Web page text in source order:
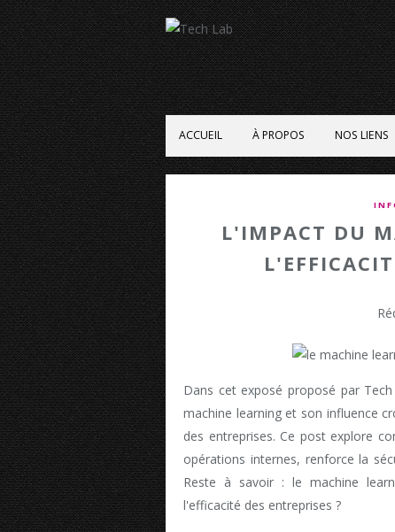
ACCUEIL À PROPOS NOS LIENS
L'IMPACT DU
Dans cet exposé proposé par
machine learning et son influence
des entreprises. Ce post explore
opérations internes, renforce la
Reste à savoir : le machine
l'efficacité des entreprises ?